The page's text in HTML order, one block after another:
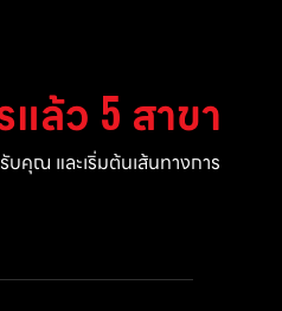
แล้ว 5 สาขา
บคุณ และเริ่มต้นเส้นทางการ